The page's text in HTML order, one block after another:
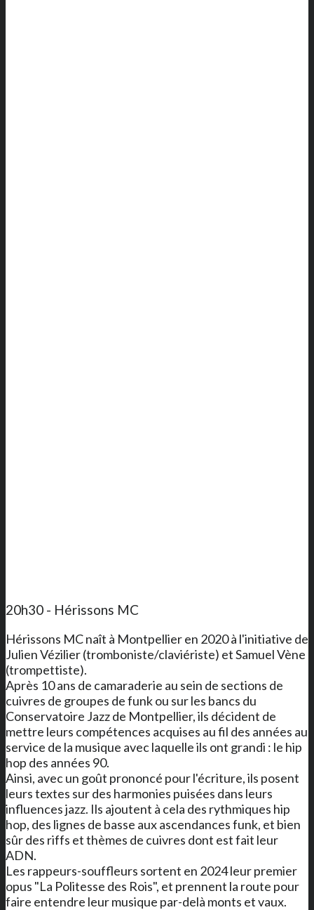
20h30 - Hérissons MC
Hérissons MC naît à Montpellier en 2020 à l'initiative de
Julien Vézilier (tromboniste/claviériste) et Samuel Vène
(trompettiste).
Après 10 ans de camaraderie au sein de sections de
cuivres de groupes de funk ou sur les bancs du
Conservatoire Jazz de Montpellier, ils décident de
mettre leurs compétences acquises au fil des années au
service de la musique avec laquelle ils ont grandi : le hip
hop des années 90.
Ainsi, avec un goût prononcé pour l'écriture, ils posent
leurs textes sur des harmonies puisées dans leurs
influences jazz. Ils ajoutent à cela des rythmiques hip
hop, des lignes de basse aux ascendances funk, et bien
sûr des riffs et thèmes de cuivres dont est fait leur
ADN.
Les rappeurs-souffleurs sortent en 2024 leur premier
opus "La Politesse des Rois", et prennent la route pour
faire entendre leur musique par-delà monts et vaux.